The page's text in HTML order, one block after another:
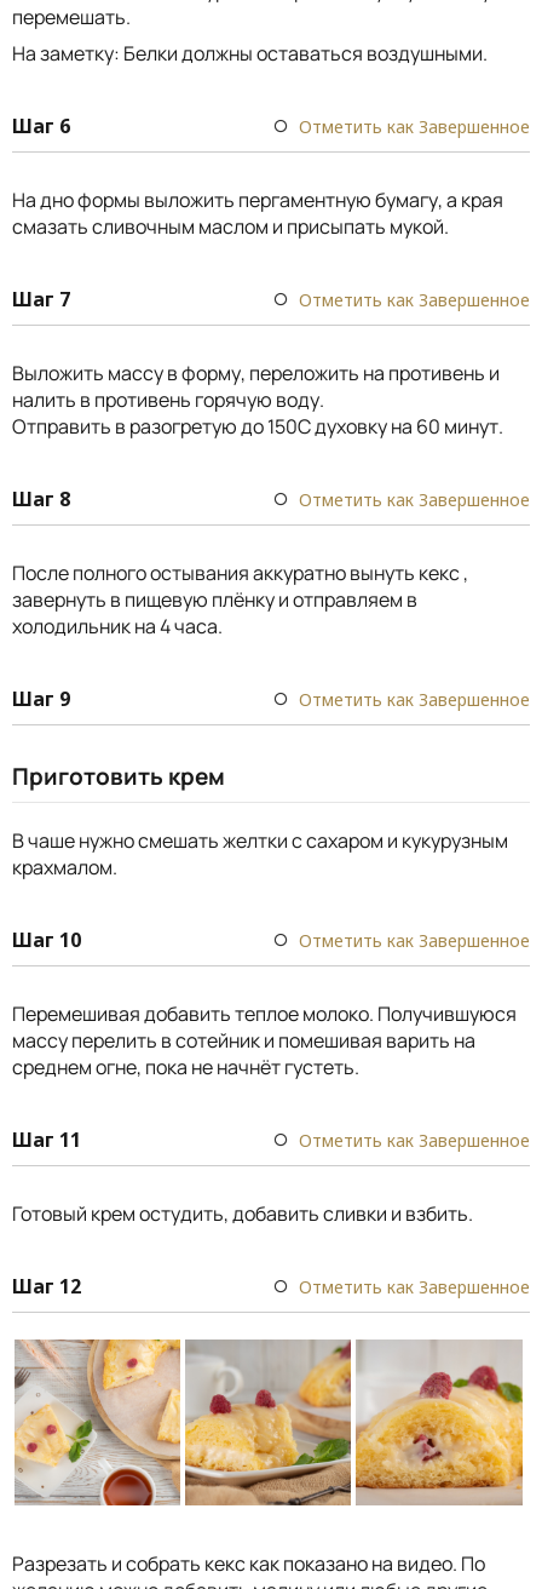
перемешать.
На заметку: Белки должны оставаться воздушными.
Шаг 6 Отметить как Завершенное
На дно формы выложить пергаментную бумагу, а края
смазать сливочным маслом и присыпать мукой.
Шаг 7 Отметить как Завершенное
Выложить массу в форму, переложить на противень и
налить в противень горячую воду.
Отправить в разогретую до 150С духовку на 60 минут.
Шаг 8 Отметить как Завершенное
После полного остывания аккуратно вынуть кекс ,
завернуть в пищевую плёнку и отправляем в
холодильник на 4 часа.
Шаг 9 Отметить как Завершенное
Приготовить крем
В чаше нужно смешать желтки с сахаром и кукурузным
крахмалом.
Шаг 10 Отметить как Завершенное
Перемешивая добавить теплое молоко. Получившуюся
массу перелить в сотейник и помешивая варить на
среднем огне, пока не начнёт густеть.
Шаг 11 Отметить как Завершенное
Готовый крем остудить, добавить сливки и взбить.
Шаг 12 Отметить как Завершенное
Разрезать и собрать кекс как показано на видео. По